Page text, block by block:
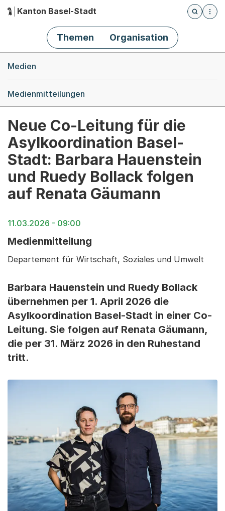
Hauptnavigation
Kanton Basel-Stadt
Öffnet
Themen Organisation
Medien
Medienmitteilungen
Neue Co-Leitung für die
Asylkoordination Basel-
Stadt: Barbara Hauenstein
und Ruedy Bollack folgen
auf Renata Gäumann
11.03.2026 - 09:00
Medienmitteilung
Departement für Wirtschaft, Soziales und Umwelt
Barbara Hauenstein und Ruedy Bollack
übernehmen per 1. April 2026 die
Asylkoordination Basel-Stadt in einer Co-
Leitung. Sie folgen auf Renata Gäumann,
die per 31. März 2026 in den Ruhestand
tritt.